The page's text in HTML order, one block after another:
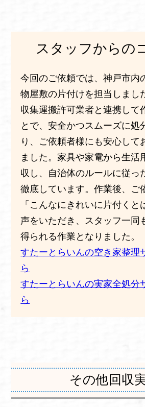
スタッフからの
今回のご依頼では、神戸市内
物屋敷の片付けを担当しまし
収集運搬許可業者と連携して
とで、安全かつスムーズに処
り、ご依頼者様にも安心して
ました。家具や家電から生活
収し、自治体のルールに従っ
徹底しています。作業後、ご
「こんなにきれいに片付くと
声をいただき、スタッフ一同
得られる作業となりました。
すたーとらいんの空き家整理
ら
すたーとらいんの実家全処分
ら
その他回収